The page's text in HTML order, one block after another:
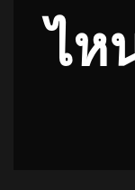
ไห